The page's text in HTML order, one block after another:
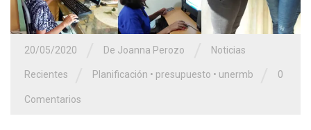
20/05/2020 De Joanna Perozo Noticias
Recientes Planificación • presupuesto • unermb 0
Comentarios